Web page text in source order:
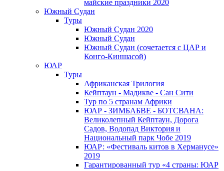
майские праздники 2020
Южный Судан
Туры
Южный Cудан 2020
Южный Cудан
Южный Судан (сочетается с ЦАР и
Конго-Киншасой)
ЮАР
Туры
Африканская Трилогия
Кейптаун - Мадикве - Сан Сити
Тур по 5 странам Африки
ЮАР - ЗИМБАБВЕ - БОТСВАНА:
Великолепный Кейптаун, Дорога
Садов, Водопад Виктория и
Национальный парк Чобе 2019
ЮАР: «Фестиваль китов в Херманусе»
2019
Гарантированный тур «4 страны: ЮАР